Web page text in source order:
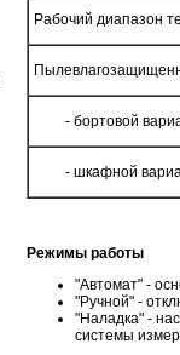
Рабочий диапазон
- бортовой
- шкафной
Режимы работы
"Автомат" -
"Ручной" -
"Наладка" -
системы